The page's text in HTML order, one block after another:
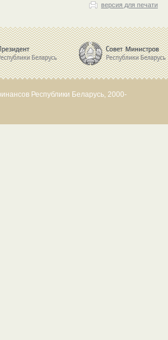
версия для печати
Республики Беларусь, 2000-